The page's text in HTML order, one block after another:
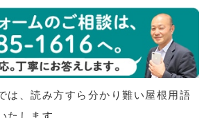
は、読み方すら分かり難い屋根用語
たします。